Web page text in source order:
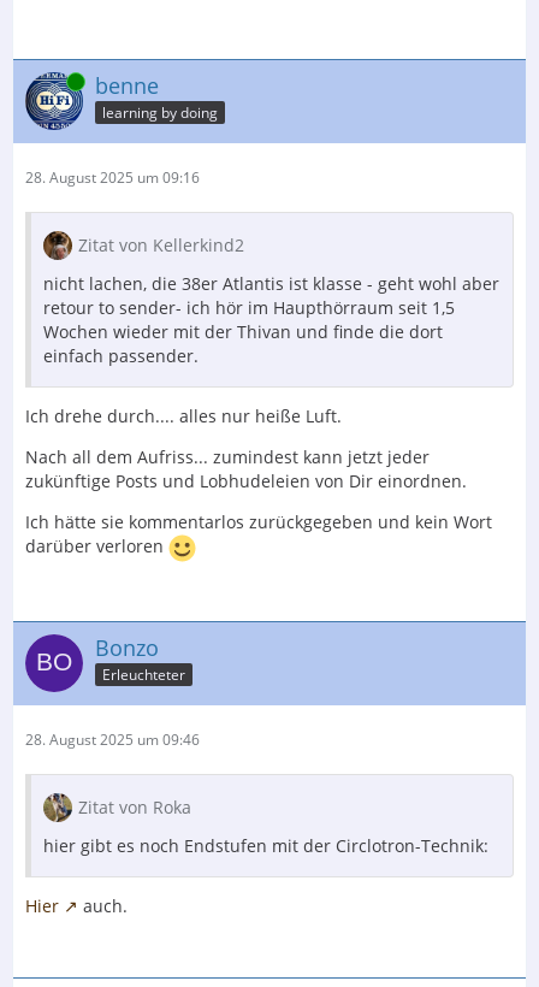
Online benne
learning by doing
28. August 2025 um 09:16
Zitat von Kellerkind2
nicht lachen, die 38er Atlantis ist klasse - geht wohl aber
retour to sender- ich hör im Haupthörraum seit 1,5
Wochen wieder mit der Thivan und finde die dort
einfach passender.
Ich drehe durch.... alles nur heiße Luft.
Nach all dem Aufriss... zumindest kann jetzt jeder
zukünftige Posts und Lobhudeleien von Dir einordnen.
Ich hätte sie kommentarlos zurückgegeben und kein Wort
darüber verloren
Bonzo
Erleuchteter
28. August 2025 um 09:46
Zitat von Roka
hier gibt es noch Endstufen mit der Circlotron-Technik:
Hier auch.